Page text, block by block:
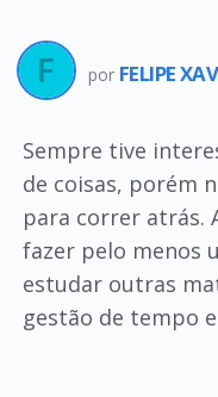
por FELIPE
Sempre tive
de coisas, porém
para correr atrás.
fazer pelo menos
estudar outras
gestão de tempo